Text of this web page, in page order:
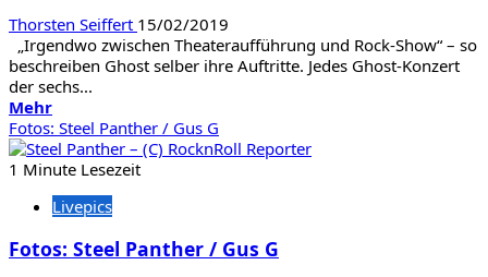
Thorsten Seiffert 15/02/2019
„Irgendwo zwischen Theateraufführung und Rock-Show“ – so
beschreiben Ghost selber ihre Auftritte. Jedes Ghost-Konzert
der sechs...
MehrMehr
Informationen
über
Fotos:
/
Fotos: Steel Panther / Gus G
1 Minute Lesezeit
Livepics
Fotos: Steel Panther / Gus G